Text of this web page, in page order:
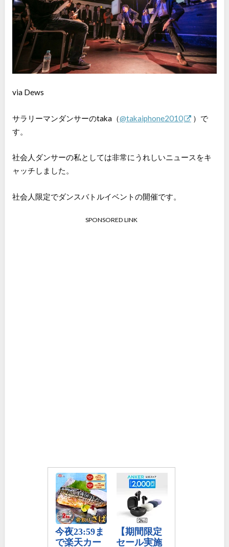
via Dews
サラリーマンダンサーのtaka（@takaiphone2010
）で
す。
社会人ダンサーの私としては非常にうれしいニュースをキ
ャッチしました。
社会人限定でダンスバトルイベントの開催です。
SPONSORED LINK